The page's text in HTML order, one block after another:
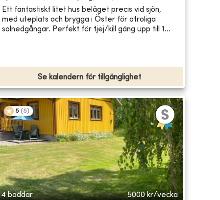
Ett fantastiskt litet hus beläget precis vid sjön,
med uteplats och brygga i Öster för otroliga
solnedgångar. Perfekt för tjej/kill gäng upp till 1...
Se kalendern för tillgänglighet
5 (5)
4 bäddar 5000 kr/vecka